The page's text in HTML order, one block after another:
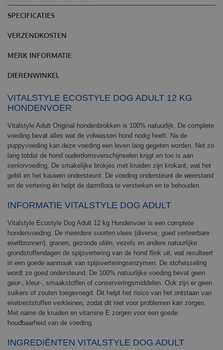
SPECIFICATIES
VERZENDKOSTEN
MERK INFORMATIE
DIERENWINKEL
VITALSTYLE ECOSTYLE DOG ADULT 12 KG
HONDENVOER
Vitalstyle Adult Original hondenbrokken is 100% natuurlijk. De complete
voeding bevat alles wat de volwassen hond nodig heeft. Na de
puppyvoeding kan deze voeding een leven lang gegeten worden. Net zo
lang totdat de hond ouderdomsverschijnselen krijgt en toe is aan
seniorvoeding. De smakelijke brokjes met kruiden zijn krokant, wat het
gebit en het kauwen ondersteunt. De voeding ondersteunt de weerstand
en de vertering én helpt de darmflora te versterken en te behouden.
INFORMATIE VITALSTYLE DOG ADULT
Vitalstyle Ecostyle Dog Adult 12 kg Hondenvoer is een complete
hondenvoeding. De meerdere soorten vlees (diverse, goed verteerbare
eiwitbronnen), granen, gezonde oliën, vezels en andere natuurlijke
grondstoffendagen de spijsvertering van de hond flink uit, wat resulteert
in een goede aanmaak van spijsverteringsenzymen. De stofwisseling
wordt zo goed ondersteund. De 100% natuurlijke voeding bevat geen
geur-, kleur-, smaakstoffen of conserveringsmiddelen. Ook zijn er geen
suikers of zouten toegevoegd. Dit helpt het risico van het ontstaan van
eiwitreststoffen verkleinen, zodat dit niet voor problemen kan zorgen.
Met name de kruiden en vitamine E zorgen voor een goede
houdbaarheid van de voeding.
INGREDIËNTEN VITALSTYLE DOG ADULT